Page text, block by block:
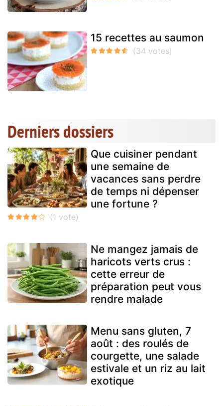
15 recettes au saumon
Derniers dossiers
Que cuisiner pendant
une semaine de
vacances sans perdre
de temps ni dépenser
une fortune ?
Ne mangez jamais de
haricots verts crus :
cette erreur de
préparation peut vous
rendre malade
Menu sans gluten, 7
août : des roulés de
courgette, une salade
estivale et un riz au lait
exotique